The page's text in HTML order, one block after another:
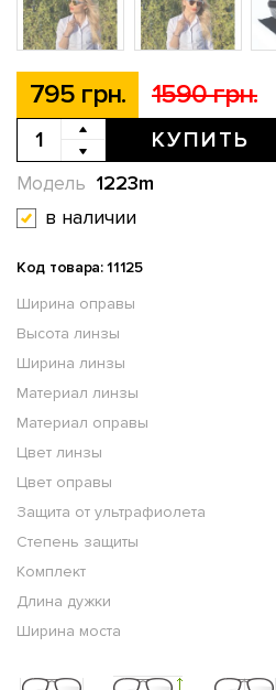
795 грн. 1590 грн.
КУПИТЬ
1223m
Модель
в наличии
Код товара: 11125
Ширина оправы
Высота линзы
Ширина линзы
Материал линзы
Материал оправы
Цвет линзы
Цвет оправы
Защита от ультрафиолета
Степень защиты
Комплект
Длина дужки
Ширина моста